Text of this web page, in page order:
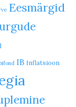
Eesmärgid
IB Inflatsioon